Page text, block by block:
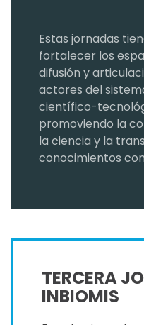
Estas jornadas
fortalecer los
difusión y
actores del
científico-
promoviendo la
la ciencia y la
conocimientos
TERCERA
INBIOMIS